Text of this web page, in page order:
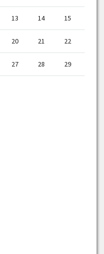
13 14 15
20 21 22
27 28 29